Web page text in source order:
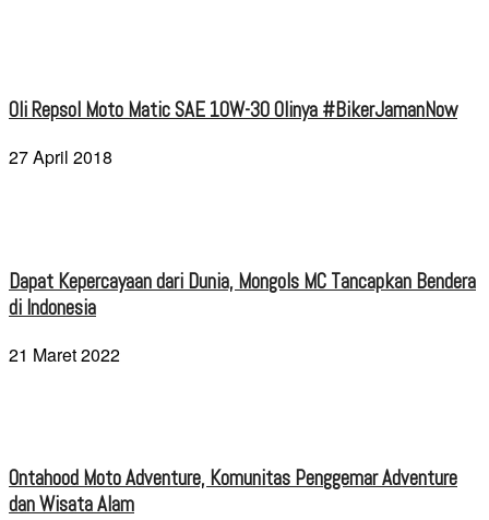
Oli Repsol Moto Matic SAE 10W-30 Olinya #BikerJamanNow
27 April 2018
Dapat Kepercayaan dari Dunia, Mongols MC Tancapkan Bendera
di Indonesia
21 Maret 2022
Ontahood Moto Adventure, Komunitas Penggemar Adventure
dan Wisata Alam